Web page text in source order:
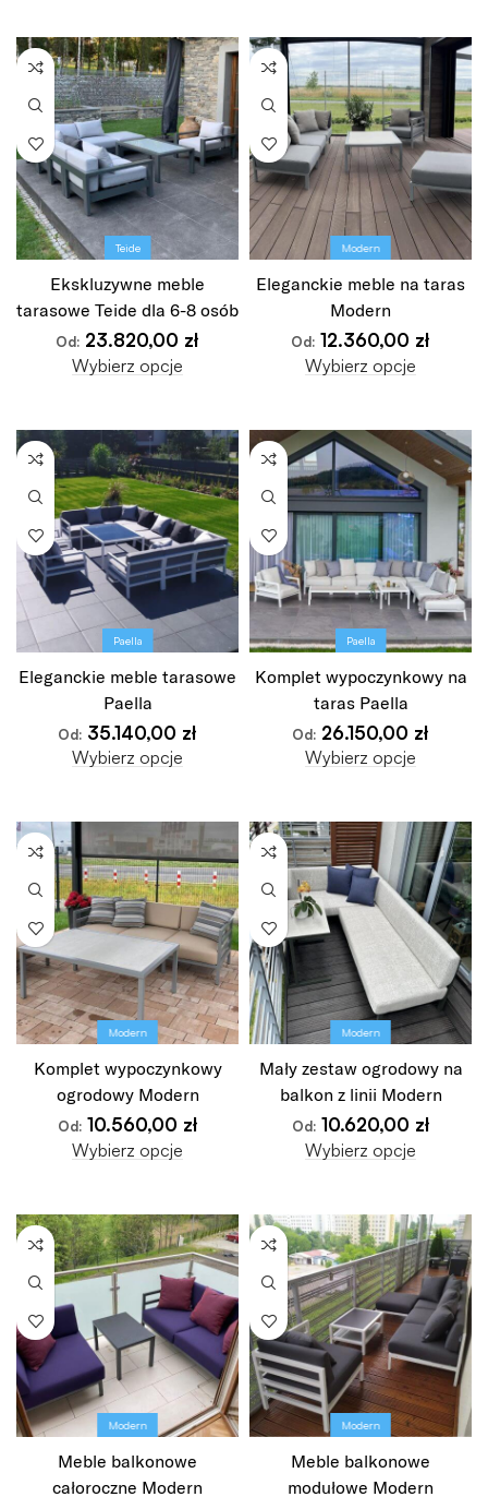
Teide
Ekskluzywne meble
tarasowe Teide dla 6-8 osób
Od: 23.820,00 zł
Wybierz opcje
Modern
Eleganckie meble na taras
Modern
Od: 12.360,00 zł
Wybierz opcje
Paella
Eleganckie meble tarasowe
Paella
Od: 35.140,00 zł
Wybierz opcje
Paella
Komplet wypoczynkowy na
taras Paella
Od: 26.150,00 zł
Wybierz opcje
Modern
Komplet wypoczynkowy
ogrodowy Modern
Od: 10.560,00 zł
Wybierz opcje
Modern
Mały zestaw ogrodowy na
balkon z linii Modern
Od: 10.620,00 zł
Wybierz opcje
Modern
Meble balkonowe
całoroczne Modern
Modern
Meble balkonowe
modułowe Modern